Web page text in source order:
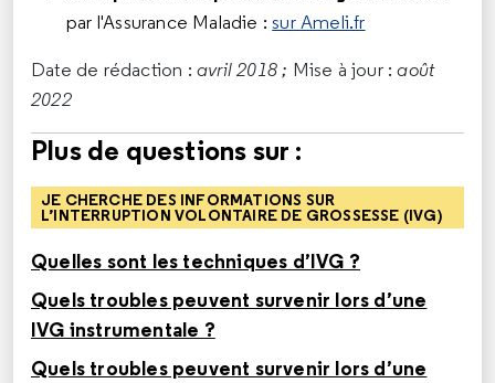
par l'Assurance Maladie :sur Ameli.fr
Date de rédaction : avril 2018 ; Mise à jour : août
2022
Plus de questions sur :
JE CHERCHE DES INFORMATIONS SUR
L’INTERRUPTION VOLONTAIRE DE GROSSESSE (IVG)
Quelles sont les techniques d’IVG ?
Quels troubles peuvent survenir lors d’une
IVG instrumentale ?
Quels troubles peuvent survenir lors d’une